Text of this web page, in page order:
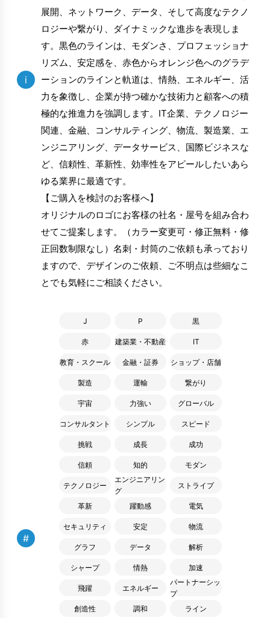
i
展開、ネットワーク、データ、そして高度なテクノ
ロジーや繋がり、ダイナミックな進歩を表現しま
す。黒色のラインは、モダンさ、プロフェッショナ
リズム、安定感を、赤色からオレンジ色へのグラデ
ーションのラインと軌道は、情熱、エネルギー、活
力を象徴し、企業が持つ確かな技術力と顧客への積
極的な推進力を強調します。IT企業、テクノロジー
関連、金融、コンサルティング、物流、製造業、エ
ンジニアリング、データサービス、国際ビジネスな
ど、信頼性、革新性、効率性をアピールしたいあら
ゆる業界に最適です。
【ご購入を検討のお客様へ】
オリジナルのロゴにお客様の社名・屋号を組み合わ
せてご提案します。（カラー変更可・修正無料・修
正回数制限なし）名刺・封筒のご依頼も承っており
ますので、デザインのご依頼、ご不明点は些細なこ
とでも気軽にご相談ください。
#
J P 黒
赤 建築業・不動産 IT
教育・スクール 金融・証券 ショップ・店舗
製造 運輸 繋がり
宇宙 力強い グローバル
コンサルタント シンプル スピード
挑戦 成長 成功
信頼 知的 モダン
テクノロジー
エンジニアリン
グ
ストライプ
革新 躍動感 電気
セキュリティ 安定 物流
グラフ データ 解析
シャープ 情熱 加速
飛躍 エネルギー
パートナーシッ
プ
創造性
調和 ライン